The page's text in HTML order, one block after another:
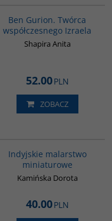
Ben Gurion. Twórca
współczesnego Izraela
Shapira Anita
52.00PLN
ZOBACZ
Indyjskie malarstwo
miniaturowe
Kamińska Dorota
40.00PLN